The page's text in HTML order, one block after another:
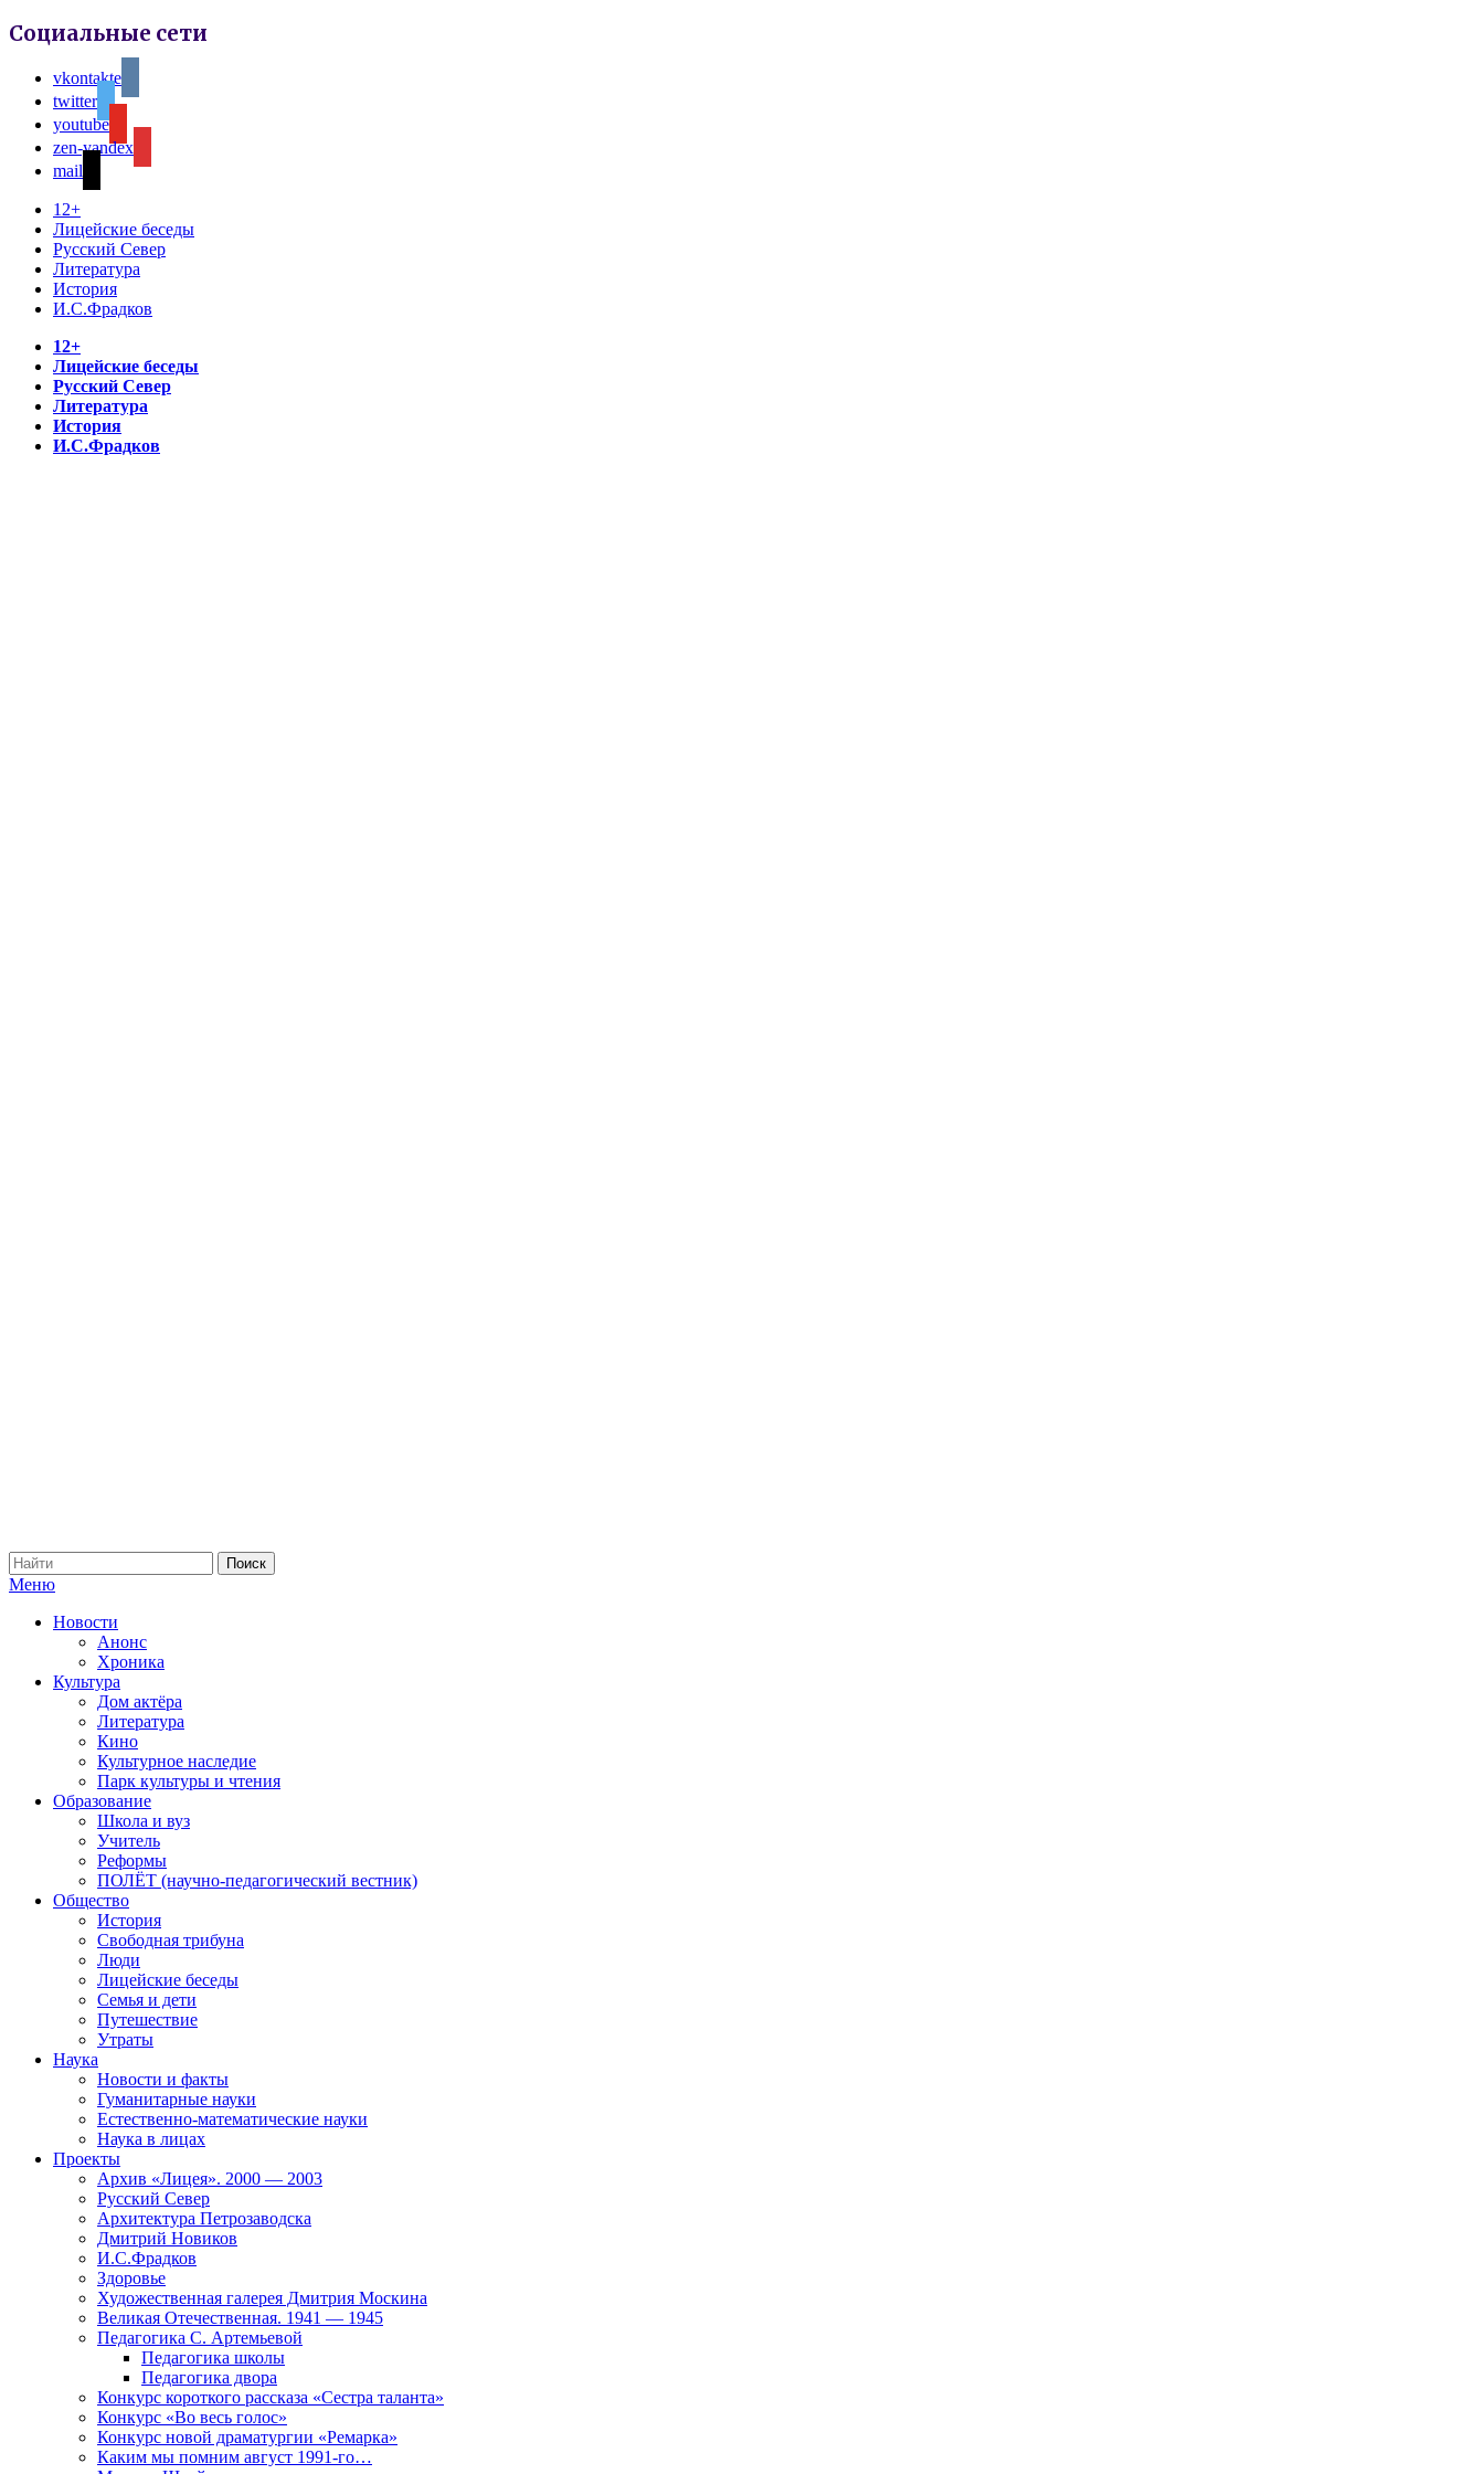
Социальные сети
vkontakte
twitter
youtube
zen-yandex
mail
12+
Лицейские беседы
Русский Север
Литература
История
И.С.Фрадков
12+
Лицейские беседы
Русский Север
Литература
История
И.С.Фрадков
Меню
Новости
Анонс
Хроника
Культура
Дом актёра
Литература
Кино
Культурное наследие
Парк культуры и чтения
Образование
Школа и вуз
Учитель
Реформы
ПОЛЁТ (научно-педагогический вестник)
Общество
История
Свободная трибуна
Люди
Лицейские беседы
Семья и дети
Путешествие
Утраты
Наука
Новости и факты
Гуманитарные науки
Естественно-математические науки
Наука в лицах
Проекты
Архив «Лицея». 2000 — 2003
Русский Север
Архитектура Петрозаводска
Дмитрий Новиков
И.С.Фрадков
Здоровье
Художественная галерея Дмитрия Москина
Великая Отечественная. 1941 — 1945
Педагогика С. Артемьевой
Педагогика школы
Педагогика двора
Конкурс короткого рассказа «Сестра таланта»
Конкурс «Во весь голос»
Конкурс новой драматургии «Ремарка»
Каким мы помним август 1991-го…